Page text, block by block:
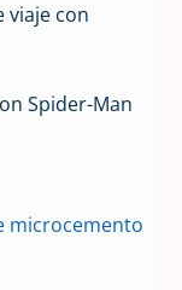
viaje con
Spider-Man
microcemento